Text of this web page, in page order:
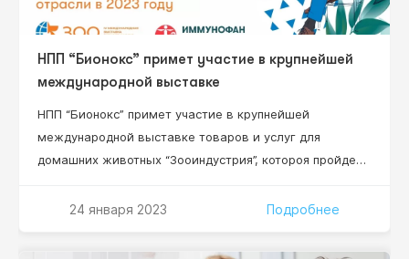
НПП “Бионокс” примет участие в крупнейшей
международной выставке
НПП “Бионокс” примет участие в крупнейшей
международной выставке товаров и услуг для
домашних животных “Зооиндустрия”, котороя пройдет
“ЭКСПОФОРУМ” в Санкт-Петербурге. Масшатабное
100 участников, 4 000 специалистов, 9 000 м2
24 января 2023 Подробнее